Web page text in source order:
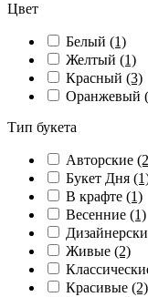
Цвет
Белый (1)
Желтый (1)
Красный (3)
Оранжевый
Тип букета
Авторские
Букет Дня
В крафте (1)
Весенние (1)
Живые (2)
Красивые (2)